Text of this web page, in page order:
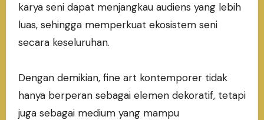
karya seni dapat menjangkau audiens yang lebih
luas, sehingga memperkuat ekosistem seni
secara keseluruhan.
Dengan demikian, fine art kontemporer tidak
hanya berperan sebagai elemen dekoratif, tetapi
juga sebagai medium yang mampu